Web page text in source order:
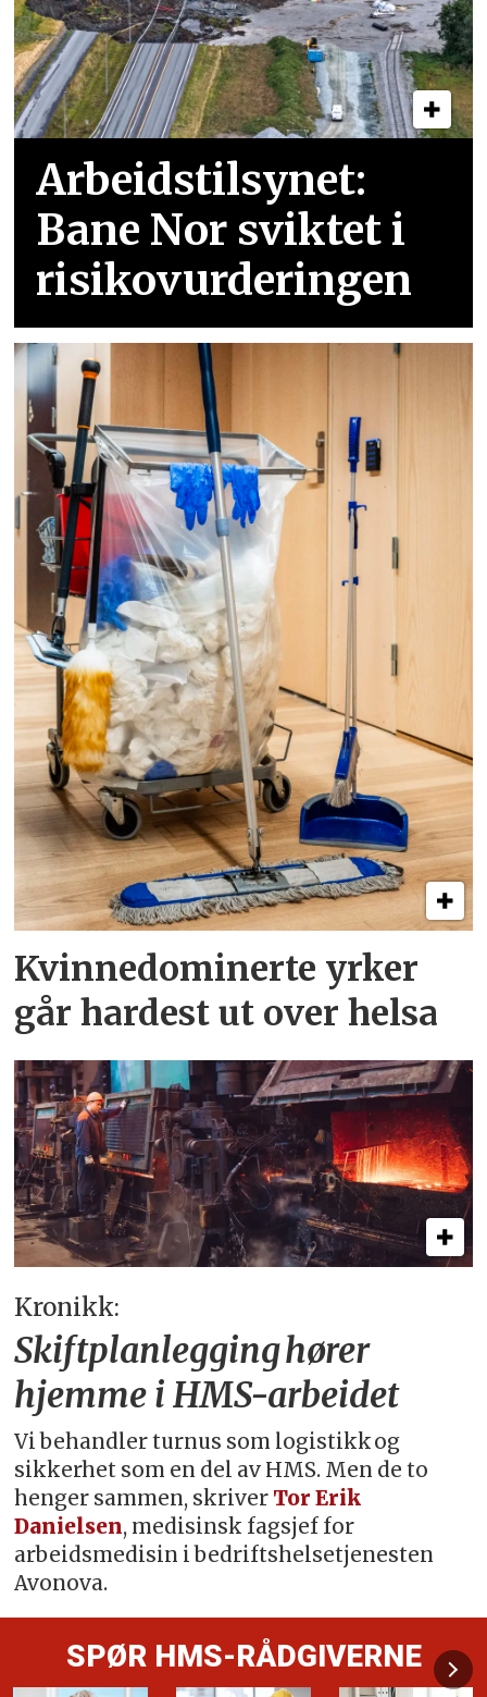
Arbeidstilsynet:
Bane Nor sviktet i
risikovurderingen
Kvinnedominerte yrker
går hardest ut over helsa
Kronikk:
Skiftplanlegging hører
hjemme i HMS-arbeidet
Vi behandler turnus som logistikk og
sikkerhet som en del av HMS. Men de to
henger sammen, skriver Tor Erik
Danielsen, medisinsk fagsjef for
arbeidsmedisin i bedriftshelsetjenesten
Avonova.
SPØR HMS-RÅDGIVERNE